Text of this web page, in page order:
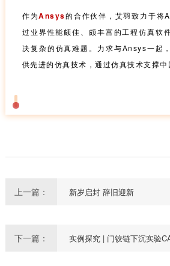
作为Ansys的合作伙伴，艾羽致力于将
过业界性能颇佳、颇丰富的工程仿真软
决复杂的仿真难题。力求与Ansys一起
供先进的仿真技术，通过仿真技术支撑中
上一篇： 新岁启封 辞旧迎新
下一篇： 实例探究 | 门铰链下沉实验